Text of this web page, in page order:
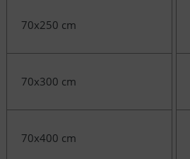
70x250 cm
70x300 cm
70x400 cm